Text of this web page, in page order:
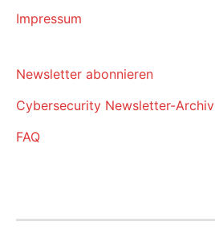
Impressum
Newsletter abonnieren
Cybersecurity Newsletter-Archiv
FAQ